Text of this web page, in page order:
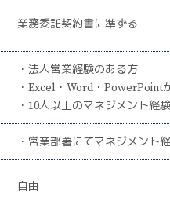
業務委託契約書に準ずる
・法人営業経験のある方
・Excel・Word・PowerPoint
・10人以上のマネジメント経
・営業部署にてマネジメント
自由